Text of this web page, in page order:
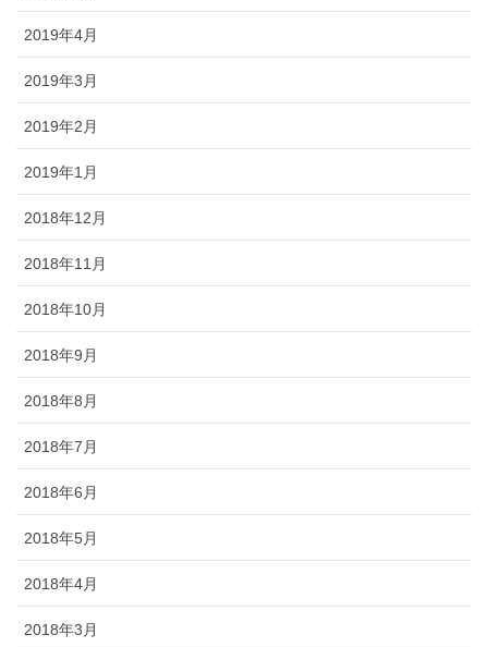
2019年4月
2019年3月
2019年2月
2019年1月
2018年12月
2018年11月
2018年10月
2018年9月
2018年8月
2018年7月
2018年6月
2018年5月
2018年4月
2018年3月